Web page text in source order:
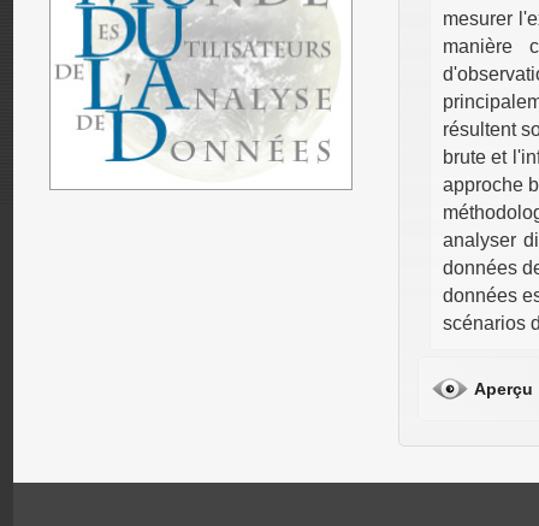
mesurer
manière
résultent
brute et
approche
analyser
données
données
scénarios
Aperçu